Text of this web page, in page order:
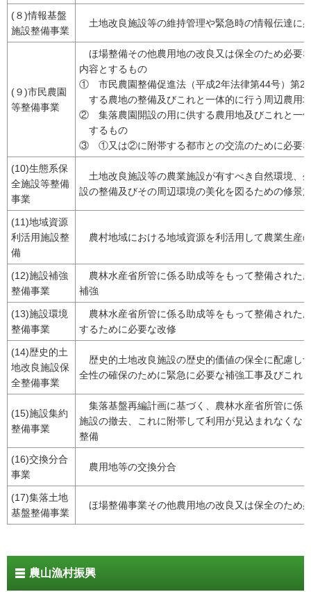
(８)情報基盤
施設整備事業
土地改良施設等の維持管理や緊急時の情報伝達に
(９)市民農園
等整備事業
ほ場整備その他農用地の改良又は保全のため必要
内容とするもの
① 市民農園整備促進法（平成2年法律第44号）第2
する農地の整備及びこれと一体的に行う周辺農用
② 集落農園開設の用に供する農用地及びこれと一
するもの
③ ①又は②に附帯する都市との交流のために必要
(10)生態系保
全施設等整備
事業
土地改良施設等の農業施設が有すべき自然環境、
設の整備及びその周辺環境の美化を図るための修景
(11)地域資源
利活用施設整
備
農村地域における地域資源を利活用して農業生産
(12)施設補強
整備事業
農林水産省所管に係る助成等をもって整備された
補強
(13)施設環境
整備事業
農林水産省所管に係る助成等をもって整備された
するために必要な改修
(14)歴史的土
地改良施設保
全整備事業
歴史的土地改良施設の歴史的価値の保全に配慮し
全性の確保のために緊急に必要な補強工事及びこれ
(15)施設集約
整備事業
集落基盤再編計画に基づく、農林水産省所管に係
施設の撤去、これに附帯して利用が見込まれなくな
整備
(16)交換分合
事業
農用地等の交換分合
(17)集落土地
基盤整備事業
ほ場整備事業その他農用地の改良又は保全のため
農山漁村振興